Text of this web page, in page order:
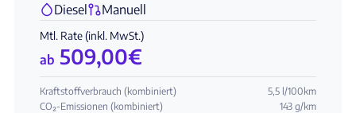
Diesel Manuell
Mtl. Rate (inkl. MwSt.)
ab 509,00€
Kraftstoffverbrauch (kombiniert)
5,5 l/100km
CO₂-Emissionen (kombiniert)
143 g/km